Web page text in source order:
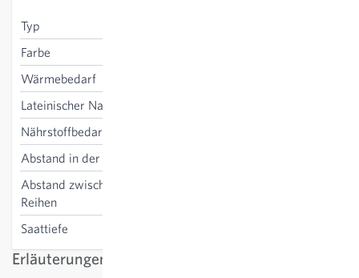
Typ
Farbe
Wärmebedarf
Lateinischer Name
Nährstoffbedarf
Abstand in der Reihe
Abstand zwischen den
Reihen
Saattiefe
Erläuterungen